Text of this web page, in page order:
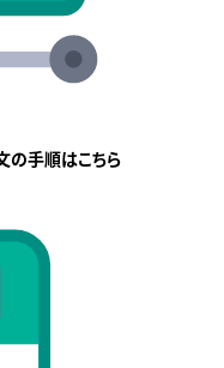
の手順はこちら